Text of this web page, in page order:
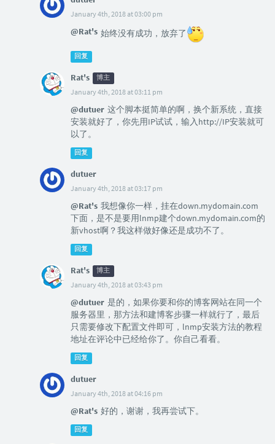
January 4th, 2018 at 03:00 pm
@Rat's 始终没有成功，放弃了
回复
Rat's 博主
January 4th, 2018 at 03:11 pm
@dutuer 这个脚本挺简单的啊，换个新系统，直接
安装就好了，你先用IP试试，输入http://IP安装就可
以了。
回复
dutuer
January 4th, 2018 at 03:17 pm
@Rat's 我想像你一样，挂在down.mydomain.com
下面，是不是要用lnmp建个down.mydomain.com的
新vhost啊？我这样做好像还是成功不了。
回复
Rat's 博主
January 4th, 2018 at 03:43 pm
@dutuer 是的，如果你要和你的博客网站在同一个
服务器里，那方法和建博客步骤一样就行了，最后
只需要修改下配置文件即可，lnmp安装方法的教程
地址在评论中已经给你了。你自己看看。
回复
dutuer
January 4th, 2018 at 04:16 pm
@Rat's 好的，谢谢，我再尝试下。
回复